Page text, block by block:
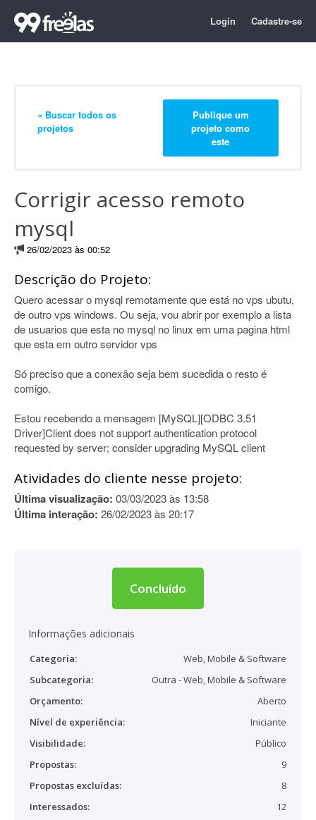
Login Cadastre-se
« Buscar todos os
projetos
Publique um
projeto como
este
Corrigir acesso remoto
mysql
26/02/2023 às 00:52
Descrição do Projeto:
Quero acessar o mysql remotamente que está no vps ubutu,
de outro vps windows. Ou seja, vou abrir por exemplo a lista
de usuarios que esta no mysql no linux em uma pagina html
que esta em outro servidor vps
Só preciso que a conexão seja bem sucedida o resto é
comigo.
Estou recebendo a mensagem [MySQL][ODBC 3.51
Driver]Client does not support authentication protocol
requested by server; consider upgrading MySQL client
Atividades do cliente nesse projeto:
Última visualização: 03/03/2023 às 13:58
Última interação: 26/02/2023 às 20:17
Concluído
Informações adicionais
Categoria:
Web, Mobile & Software
Subcategoria:
Outra - Web, Mobile & Software
Orçamento:
Aberto
Nível de experiência:
Iniciante
Visibilidade:
Público
Propostas:
9
Propostas excluídas:
8
Interessados:
12